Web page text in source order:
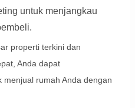
untuk menjangkau
properti terkini dan
Anda dapat
rumah Anda dengan